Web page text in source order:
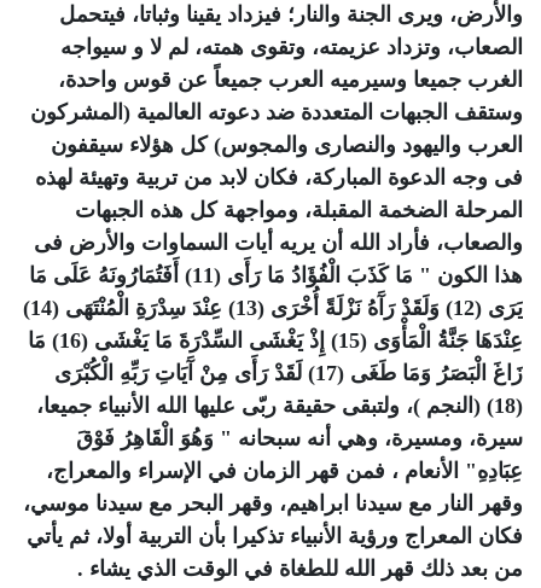
والأرض، ويرى الجنة والنار؛ فيزداد يقينا وثباتا، فيتحمل
الصعاب، وتزداد عزيمته، وتقوى همته، لم لا و سيواجه
الغرب جميعا وسيرميه العرب جميعاً عن قوس واحدة،
وستقف الجبهات المتعددة ضد دعوته العالمية (المشركون
العرب واليهود والنصارى والمجوس) كل هؤلاء سيقفون
فى وجه الدعوة المباركة، فكان لابد من تربية وتهيئة لهذه
المرحلة الضخمة المقبلة، ومواجهة كل هذه الجبهات
والصعاب، فأراد الله أن يريه أيات السماوات والأرض فى
هذا الكون " مَا كَذَبَ الْفُؤَادُ مَا رَأَى (11) أَفَتُمَارُونَهُ عَلَى مَا
يَرَى (12) وَلَقَدْ رَآَهُ نَزْلَةً أُخْرَى (13) عِنْدَ سِدْرَةِ الْمُنْتَهَى (14)
عِنْدَهَا جَنَّةُ الْمَأْوَى (15) إِذْ يَغْشَى السِّدْرَةَ مَا يَغْشَى (16) مَا
زَاغَ الْبَصَرُ وَمَا طَغَى (17) لَقَدْ رَأَى مِنْ آَيَاتِ رَبِّهِ الْكُبْرَى
(18) (النجم )، ولتبقى حقيقة ربّى عليها الله الأنبياء جميعا،
سيرة، ومسيرة، وهي أنه سبحانه " وَهُوَ الْقَاهِرُ فَوْقَ
عِبَادِهِ" الأنعام ، فمن قهر الزمان في الإسراء والمعراج،
وقهر النار مع سيدنا ابراهيم، وقهر البحر مع سيدنا موسي،
فكان المعراج ورؤية الأنبياء تذكيرا بأن التربية أولا، ثم يأتي
من بعد ذلك قهر الله للطغاة في الوقت الذي يشاء .